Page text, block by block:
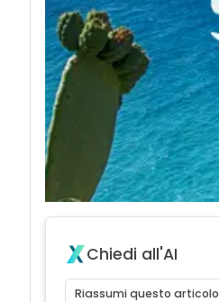
Chiedi all'AI
Riassumi questo articolo